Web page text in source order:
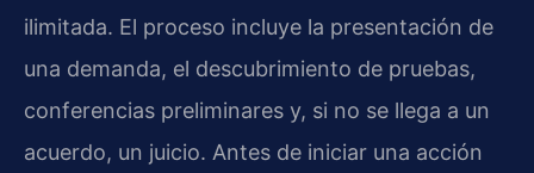
ilimitada. El proceso incluye la presentación de
una demanda, el descubrimiento de pruebas,
conferencias preliminares y, si no se llega a un
acuerdo, un juicio. Antes de iniciar una acción